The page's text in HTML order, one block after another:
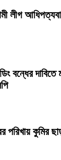
লীগ
বন্ধের দাবিতে
পরিখায় কুমির